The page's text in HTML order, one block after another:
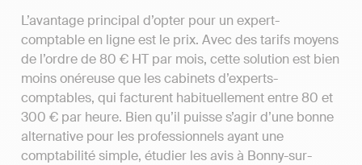
L’avantage principal d’opter pour un expert-
comptable en ligne est le prix. Avec des tarifs moyens
de l’ordre de 80 € HT par mois, cette solution est bien
moins onéreuse que les cabinets d’experts-
comptables, qui facturent habituellement entre 80 et
300 € par heure. Bien qu’il puisse s’agir d’une bonne
alternative pour les professionnels ayant une
comptabilité simple, étudier les avis à Bonny-sur-